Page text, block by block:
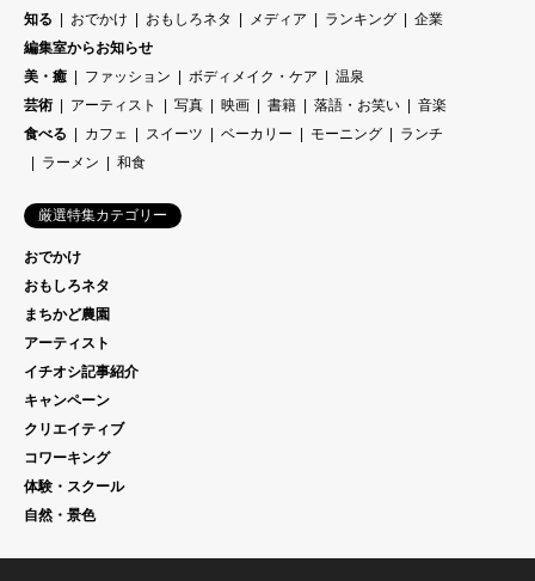
知る
おでかけ おもしろネタ メディア ランキング
企業
編集室からお知らせ
美・癒
ファッション ボディメイク・ケア
温泉
芸術
アーティスト 写真 映画 書籍 落語・お笑い
音楽
食べる
カフェ スイーツ ベーカリー モーニング
ランチ
ラーメン
和食
厳選特集カテゴリー
おでかけ
おもしろネタ
まちかど農園
アーティスト
イチオシ記事紹介
キャンペーン
クリエイティブ
コワーキング
体験・スクール
自然・景色